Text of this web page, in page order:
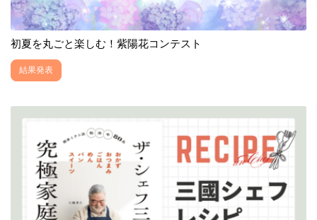
初夏を丸ごと楽しむ！紫陽花コンテスト
結果発表